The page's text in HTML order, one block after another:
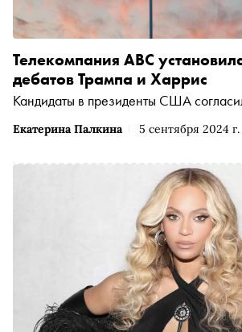
Екатерина Палкина 5 сентября 2024 г.
Телекомпания ABC
дебатов Трампа и Харрис
Кандидаты в президенты США